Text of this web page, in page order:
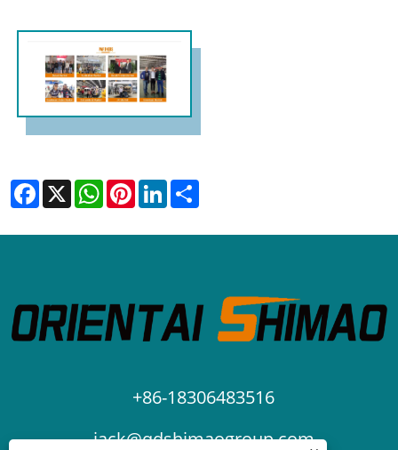
Facebook
X WhatsAppPinterestLinkedIn
+86-18306483516
jack@qdshimaogroup.com